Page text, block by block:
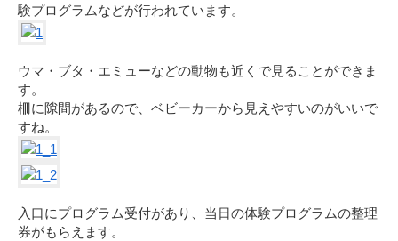
験プログラムなどが行われています。
ウマ・ブタ・エミューなどの動物も近くで見ることができま
す。
柵に隙間があるので、ベビーカーから見えやすいのがいいで
すね。
入口にプログラム受付があり、当日の体験プログラムの整理
券がもらえます。